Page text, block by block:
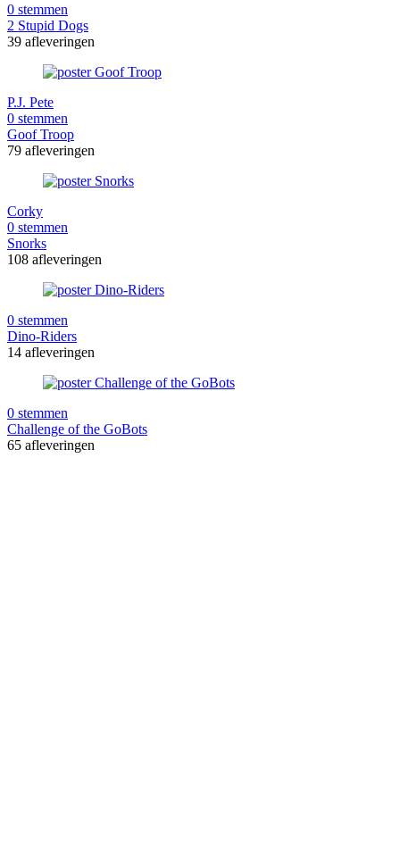
0 stemmen
2 Stupid Dogs
39 afleveringen
P.J. Pete
0 stemmen
Goof Troop
79 afleveringen
Corky
0 stemmen
Snorks
108 afleveringen
0 stemmen
Dino-Riders
14 afleveringen
0 stemmen
Challenge of the GoBots
65 afleveringen